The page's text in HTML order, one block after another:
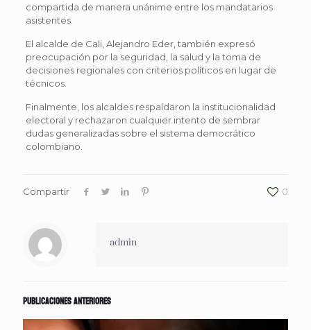
compartida de manera unánime entre los mandatarios
asistentes.
El alcalde de Cali, Alejandro Eder, también expresó
preocupación por la seguridad, la salud y la toma de
decisiones regionales con criterios políticos en lugar de
técnicos.
Finalmente, los alcaldes respaldaron la institucionalidad
electoral y rechazaron cualquier intento de sembrar
dudas generalizadas sobre el sistema democrático
colombiano.
Compartir 0
admin
Publicaciones anteriores